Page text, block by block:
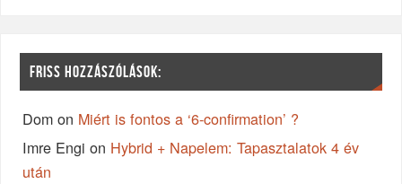
FRISS HOZZÁSZÓLÁSOK:
Dom on Miért is fontos a ‘6-confirmation’ ?
Imre Engi on Hybrid + Napelem: Tapasztalatok 4 év
után